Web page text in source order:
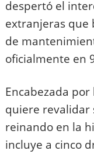
despertó el
extranjeras que
de
oficialmente en
Encabezada
quiere revalidar
reinando en la
incluye a cinco